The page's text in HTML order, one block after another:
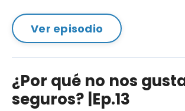
Ver episodio
¿Por qué no nos
seguros? |Ep.13